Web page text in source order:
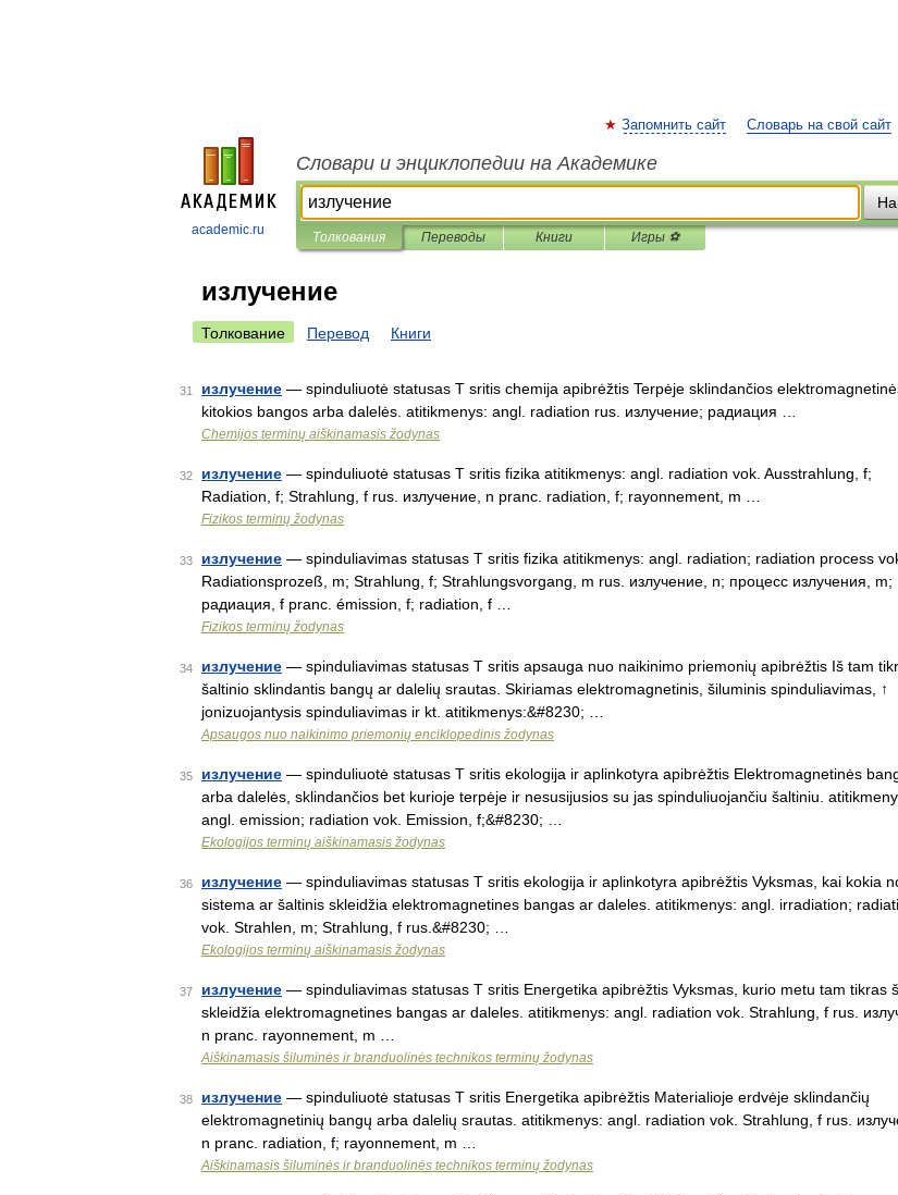
academic.ru
Запомнить сайт Словарь на свой сайт
Словари и энциклопедии на Академике
Толкования Переводы Книги Игры ⚽
излучение
Толкование Перевод Книги
31 излучение — spinduliuotė statusas T sritis chemija apibrėžtis Terpėje sklindančios
kitokios bangos arba dalelės. atitikmenys: angl. radiation rus. излучение; радиация …
Chemijos terminų aiškinamasis žodynas
32 излучение — spinduliuotė statusas T sritis fizika atitikmenys: angl. radiation vok. Ausstrahlung, f;
Radiation, f; Strahlung, f rus. излучение, n pranc. radiation, f; rayonnement, m …
Fizikos terminų žodynas
33 излучение — spinduliavimas statusas T sritis fizika atitikmenys: angl. radiation; radiation process
Radiationsprozeß, m; Strahlung, f; Strahlungsvorgang, m rus. излучение, n; процесс излучения, m;
радиация, f pranc. émission, f; radiation, f …
Fizikos terminų žodynas
34 излучение — spinduliavimas statusas T sritis apsauga nuo naikinimo priemonių apibrėžtis Iš tam
šaltinio sklindantis bangų ar dalelių srautas. Skiriamas elektromagnetinis, šiluminis spinduliavimas, ↑
jonizuojantysis spinduliavimas ir kt. atitikmenys:&#8230; …
Apsaugos nuo naikinimo priemonių enciklopedinis žodynas
35 излучение — spinduliuotė statusas T sritis ekologija ir aplinkotyra apibrėžtis Elektromagnetinės
arba dalelės, sklindančios bet kurioje terpėje ir nesusijusios su jas spinduliuojančiu šaltiniu.
angl. emission; radiation vok. Emission, f;&#8230; …
Ekologijos terminų aiškinamasis žodynas
36 излучение — spinduliavimas statusas T sritis ekologija ir aplinkotyra apibrėžtis Vyksmas, kai kokia
sistema ar šaltinis skleidžia elektromagnetines bangas ar daleles. atitikmenys: angl. irradiation;
vok. Strahlen, m; Strahlung, f rus.&#8230; …
Ekologijos terminų aiškinamasis žodynas
37 излучение — spinduliavimas statusas T sritis Energetika apibrėžtis Vyksmas, kurio metu tam tikras
skleidžia elektromagnetines bangas ar daleles. atitikmenys: angl. radiation vok. Strahlung, f rus.
n pranc. rayonnement, m …
Aiškinamasis šiluminės ir branduolinės technikos terminų žodynas
38 излучение — spinduliuotė statusas T sritis Energetika apibrėžtis Materialioje erdvėje sklindančių
elektromagnetinių bangų arba dalelių srautas. atitikmenys: angl. radiation vok. Strahlung, f rus.
n pranc. radiation, f; rayonnement, m …
Aiškinamasis šiluminės ir branduolinės technikos terminų žodynas